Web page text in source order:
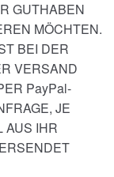
GUTHABEN
MÖCHTEN.
BEI DER
VERSAND
PayPal-
JE
AUS IHR